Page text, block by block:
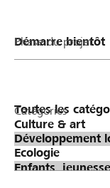
Phase du projet
Catégories